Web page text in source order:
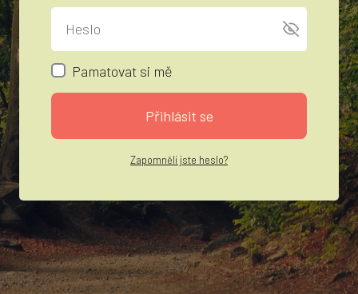
Pamatovat si mě
Přihlásit se
Zapomněli jste heslo?